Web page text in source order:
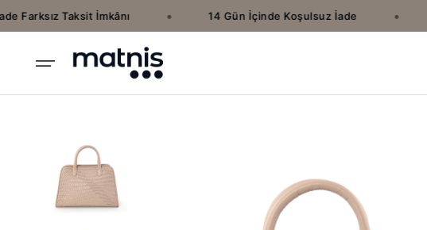
Farksız Taksit İmkânı 14 Gün İçinde Koşulsuz İade